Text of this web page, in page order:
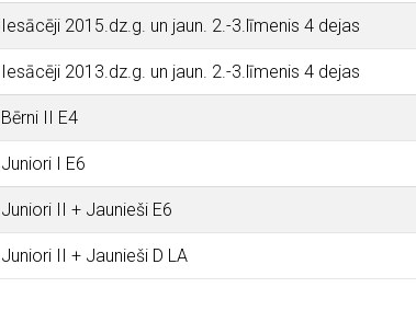
Iesācēji 2015.dz.g. un jaun. 2.-3.līmenis 4 dejas
Iesācēji 2013.dz.g. un jaun. 2.-3.līmenis 4 dejas
Bērni II E4
Juniori I E6
Juniori II + Jaunieši E6
Juniori II + Jaunieši D LA